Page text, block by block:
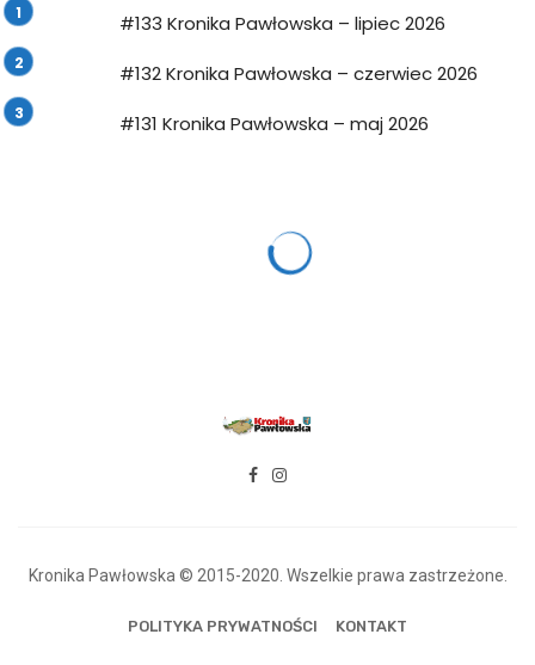
#133 Kronika Pawłowska – lipiec 2026
#132 Kronika Pawłowska – czerwiec 2026
#131 Kronika Pawłowska – maj 2026
Kronika Pawłowska © 2015-2020. Wszelkie prawa zastrzeżone.
POLITYKA PRYWATNOŚCI KONTAKT